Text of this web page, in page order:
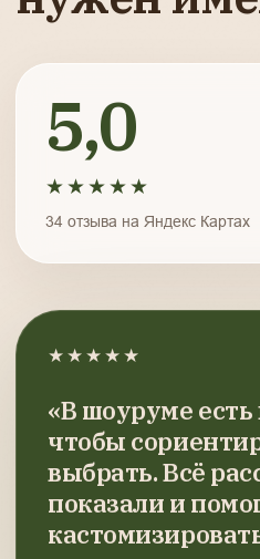
5,0
★★★★★
34 отзыва на Яндекс Картах
★★★★★
«В шоуруме есть
чтобы
выбрать. Всё
показали и